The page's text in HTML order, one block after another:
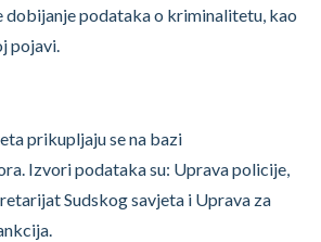
dobijanje podataka o kriminalitetu, kao
pojavi.
prikupljaju se na bazi
Izvori podataka su: Uprava policije,
Sudskog savjeta i Uprava za